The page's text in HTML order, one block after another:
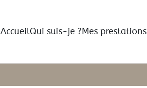
AccueilQui suis-je ? Mes prestations